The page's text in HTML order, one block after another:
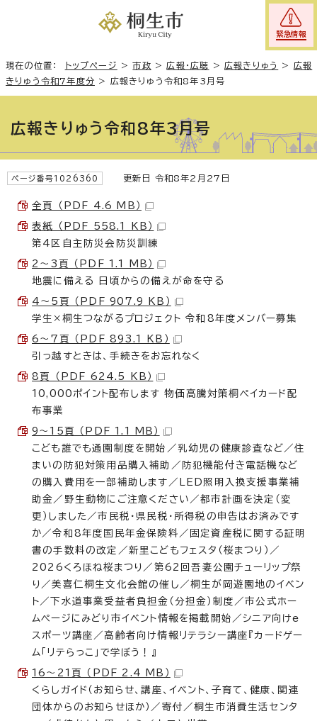
緊急情報
現在の位置： トップページ >市政 >広報・広聴 >広報きりゅう > 広報
きりゅう令和7年度分 > 広報きりゅう令和8年3月号
広報きりゅう令和8年3月号
ページ番号1026360 更新日 令和8年2月27日
全頁 （PDF 4.6 MB）
表紙 （PDF 558.1 KB）
第4区自主防災会防災訓練
2～3頁 （PDF 1.1 MB）
地震に備える 日頃からの備えが命を守る
4～5頁 （PDF 907.9 KB）
学生×桐生つながるプロジェクト 令和8年度メンバー募集
6～7頁 （PDF 893.1 KB）
引っ越すときは、手続きをお忘れなく
8頁 （PDF 624.5 KB）
10,000ポイント配布します 物価高騰対策桐ペイカード配
布事業
9〜15頁 （PDF 1.1 MB）
こども誰でも通園制度を開始／乳幼児の健康診査など／住
まいの防犯対策用品購入補助／防犯機能付き電話機など
の購入費用を一部補助します／LED照明入換支援事業補
助金／野生動物にご注意ください／都市計画を決定（変
更）しました／市民税・県民税・所得税の申告はお済みです
か／令和8年度国民年金保険料／固定資産税に関する証明
書の手数料の改定／新里こどもフェスタ（桜まつり）／
2026くろほね桜まつり／第62回吾妻公園チューリップ祭
り／美喜仁桐生文化会館の催し／桐生が岡遊園地のイベン
ト／下水道事業受益者負担金（分担金）制度／市公式ホー
ムページにみどり市イベント情報を掲載開始／シニア向けe
スポーツ講座／高齢者向け情報リテラシー講座『カードゲー
ム「リテらっこ」で学ぼう！』
16〜21頁 （PDF 2.4 MB）
くらしガイド（お知らせ、講座、イベント、子育て、健康、関連
団体からのお知らせほか）／寄付／桐生市消費生活センタ